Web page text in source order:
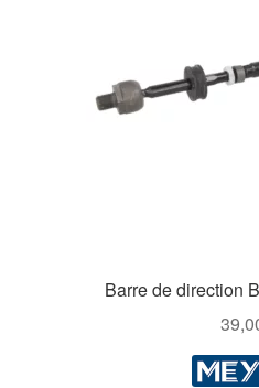
Barre de direction